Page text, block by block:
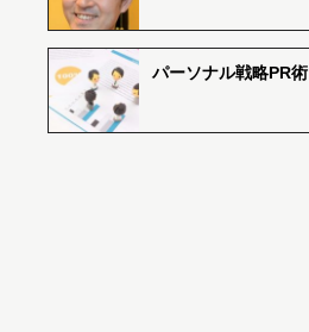
パーソナル戦略PR術